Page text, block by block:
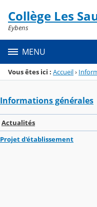
Menu de la rubrique
Contenu
Collège Les
Eybens
MENU
Vous êtes ici : Accueil›
Informations générales
Actualités
Projet d'établissement